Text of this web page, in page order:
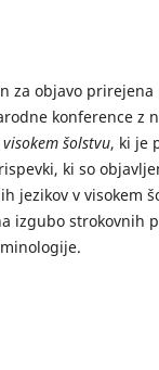
za objavo
konference z
šolstvu, ki je
ki so
jezikov v visokem
izgubo strokovnih